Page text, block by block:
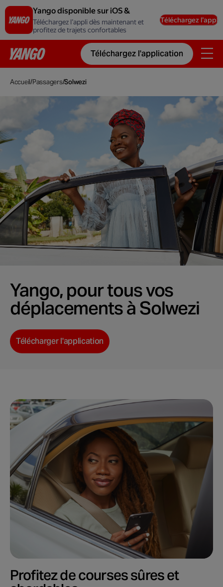
Yango disponible sur iOS &
Android
Téléchargez l’appli dès maintenant et
profitez de trajets confortables
Téléchargez l’appli
Téléchargez l'application
Accueil/Passagers/Solwezi
Yango, pour tous vos
déplacements à Solwezi
Télécharger l'application
Profitez de courses sûres et